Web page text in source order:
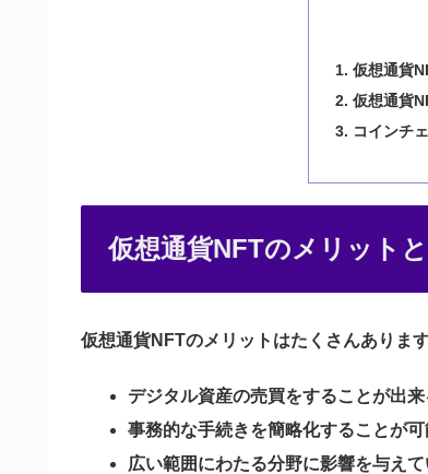
仮想通貨
仮想通貨
コインチ
仮想通貨NFTのメリット
仮想通貨NFTのメリットはたくさんあります
デジタル資産の売買をすることが出来
事務的な手続きを簡略化することが
広い範囲にわたる分野に影響を与え